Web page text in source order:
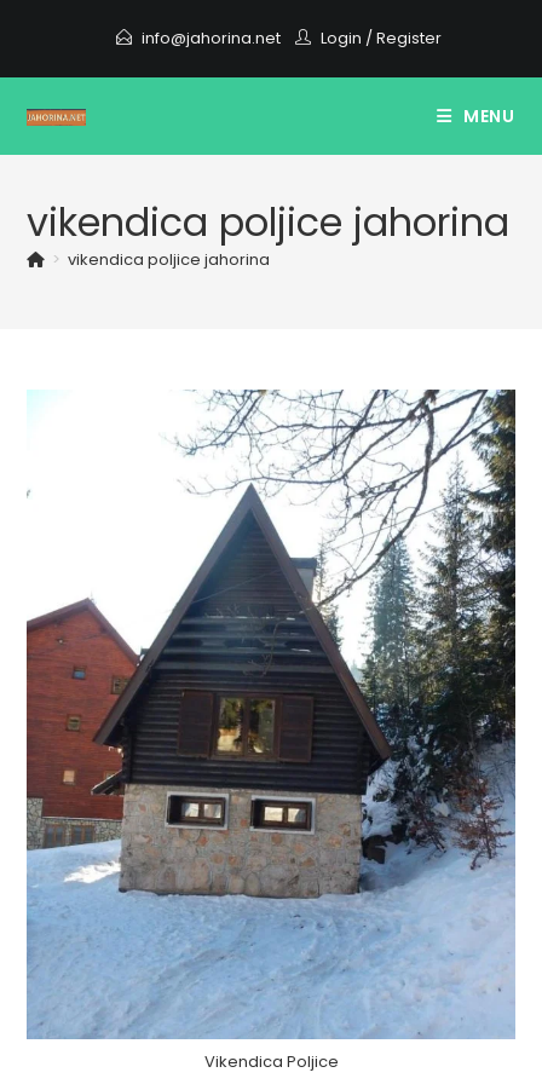
content
info@jahorina.net Login /Register
MENU
vikendica poljice jahorina
> vikendica poljice jahorina
Vikendica Poljice